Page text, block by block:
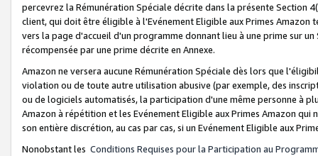
percevrez la Rémunération Spéciale décrite dans la présente Section
client, qui doit être éligible à l'Evénement Eligible aux Primes Amazon
vers la page d'accueil d'un programme donnant lieu à une prime sur
récompensée par une prime décrite en Annexe.
Amazon ne versera aucune Rémunération Spéciale dès lors que
violation ou de toute autre utilisation abusive (par exemple, des
ou de logiciels automatisés, la participation d'une même personne à
Amazon à répétition et les Evénement Eligible aux Primes Amazon qui
son entière discrétion, au cas par cas, si un Evénement Eligible aux
Nonobstant les Conditions Requises pour la Participation au